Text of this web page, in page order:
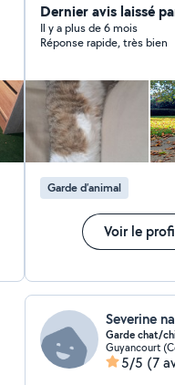
Justine diplômé du
d'expérience avec les
plus sont les activités
Je suis disponible
autre passion est en
toujours eu des
d'inde) chez moi et
pour des
suis apte à apporter
sais aussi réagir un
santé. J'ai un papy
cool et amical avec
Dernier avis laissé
Il y a plus de 6 mois
Réponse rapide, très bien
Garde d’animal
Voir le
Severine
Garde chat/
Guyancourt
5/5 (7